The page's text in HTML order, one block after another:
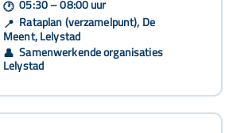
🕐 05:30 – 08:00 uur
📍 Rataplan (verzamelpunt), De
Meent, Lelystad
👤 Samenwerkende organisaties
Lelystad